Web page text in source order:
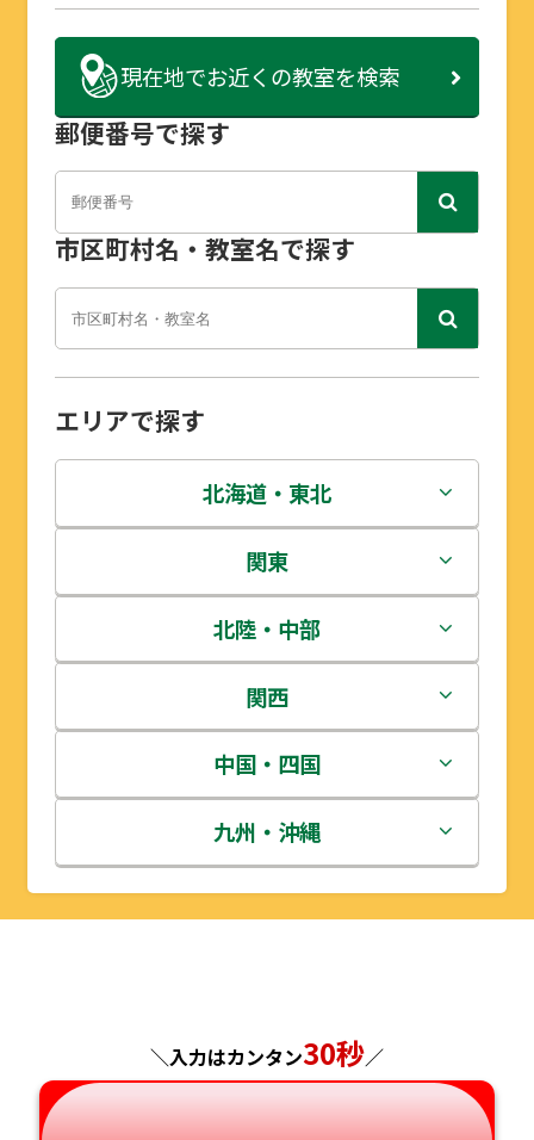
現在地でお近くの教室を検索
郵便番号で探す
市区町村名・教室名で探す
エリアで探す
北海道・東北
北海道
青森県
岩手県
宮城県
秋田県
山形県
関東
茨城県
栃木県
群馬県
埼玉県
千葉県
北陸・中部
新潟県
富山県
石川県
福井県
岐阜県
関西
三重県
滋賀県
京都府
奈良県
中国・四国
鳥取県
島根県
九州・沖縄
福岡県
＼入力はカンタン30秒／